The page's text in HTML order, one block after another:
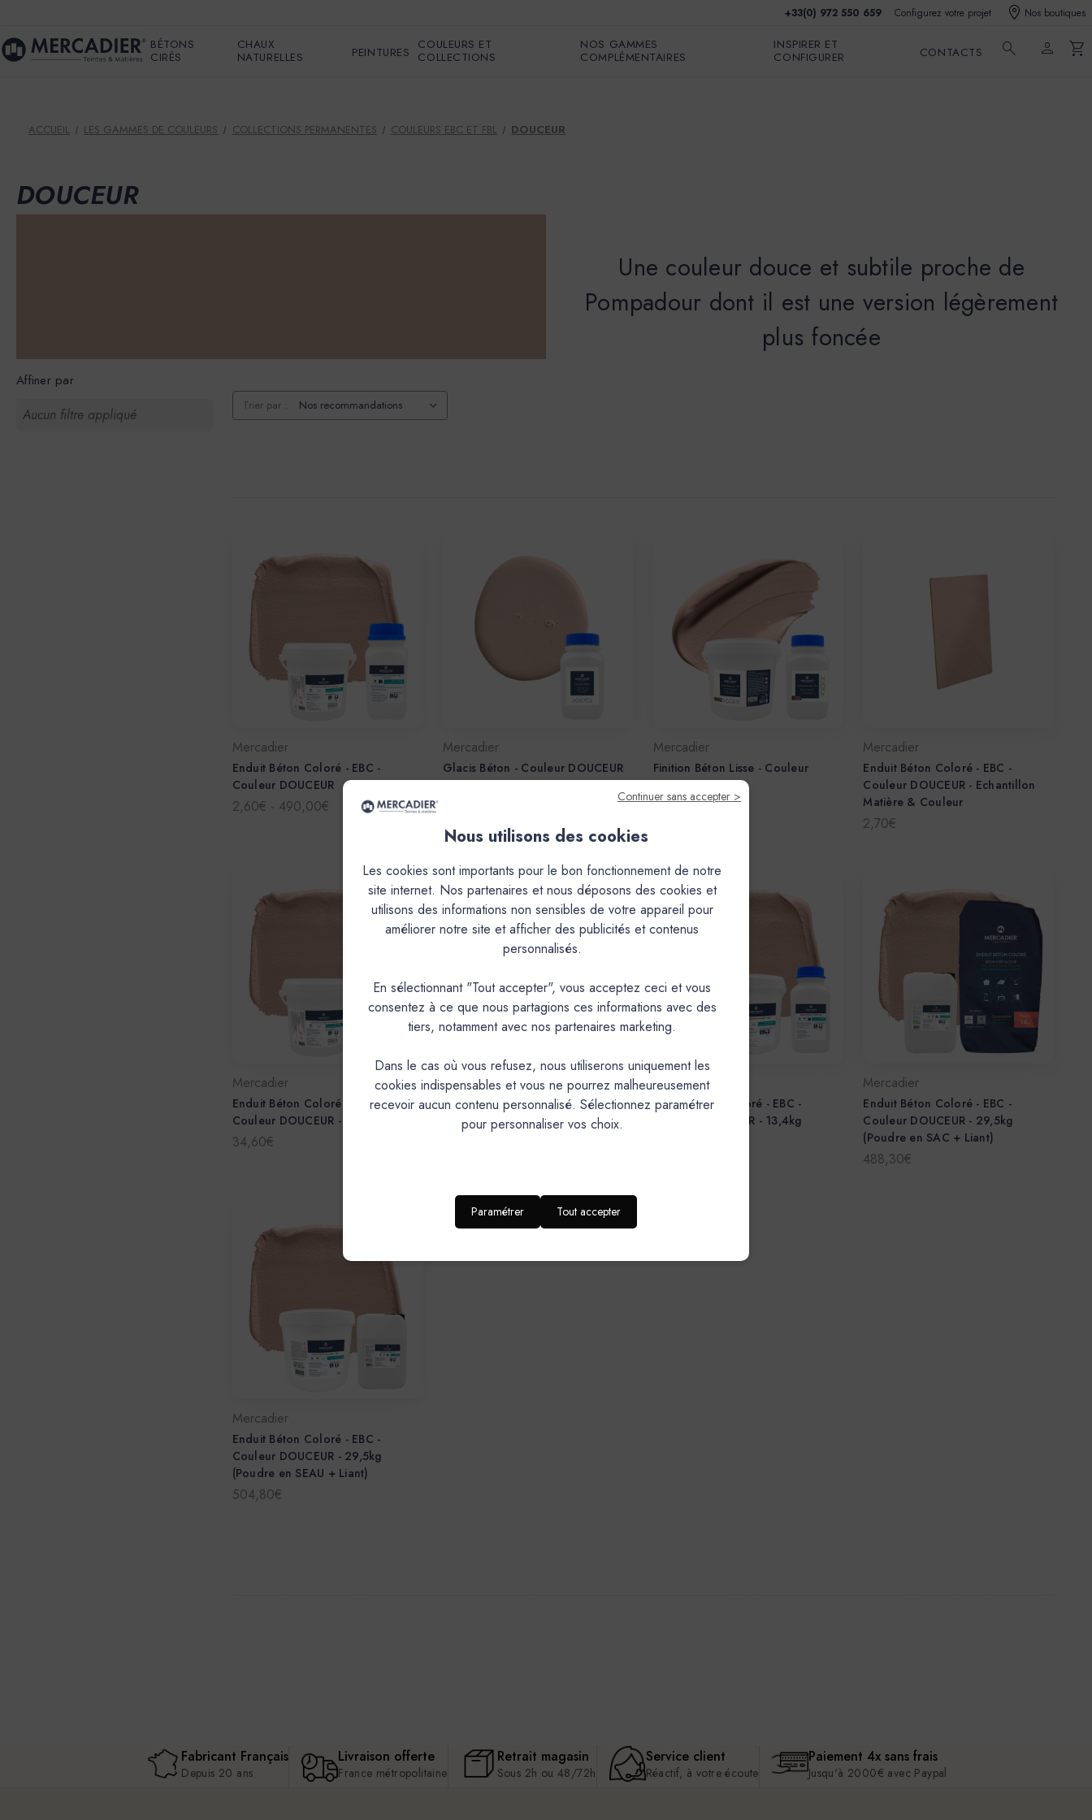
+33(0) 972 550 659 Configurez votre projet Nos boutiques
BÉTONS
CIRÉS
CHAUX
NATURELLES
PEINTURES
COULEURS ET
COLLECTIONS
NOS GAMMES
COMPLÉMENTAIRES
INSPIRER ET
CONFIGURER
CONTACTS search person shopping_cart
ACCUEIL LES GAMMES DE COULEURS COLLECTIONS PERMANENTES COULEURS EBC ET FBL DOUCEUR
DOUCEUR
Une couleur douce et subtile proche de
Pompadour dont il est une version légèrement
plus foncée
Affiner par
Aucun filtre appliqué
Trier par :
Mercadier
Enduit Béton Coloré - EBC -
Couleur DOUCEUR
2,60€ - 490,00€
Mercadier
Glacis Béton - Couleur DOUCEUR
Mercadier
Finition Béton Lisse - Couleur
DOUCEUR
138,00€
Mercadier
Enduit Béton Coloré - EBC -
Couleur DOUCEUR - Echantillon
Matière & Couleur
2,70€
Mercadier
Enduit Béton Coloré - EBC -
Couleur DOUCEUR - Dose Essai
34,60€
Mercadier
Enduit Béton Coloré - EBC -
Couleur DOUCEUR - 5,3kg Le shoT
(Poudre + Liant)
Mercadier
Enduit Béton Coloré - EBC -
Couleur DOUCEUR - 13,4kg
Mercadier
Enduit Béton Coloré - EBC -
Couleur DOUCEUR - 29,5kg
(Poudre en SAC + Liant)
488,30€
Mercadier
Enduit Béton Coloré - EBC -
Couleur DOUCEUR - 29,5kg
(Poudre en SEAU + Liant)
504,80€
Fabricant Français
Depuis 20 ans
Livraison offerte
France métropolitaine
Retrait magasin
Sous 2h ou 48/72h
Service client
Réactif, à votre écoute
Paiement 4x sans frais
Jusqu'à 2000€ avec Paypal
Continuer sans accepter >
Nous utilisons des cookies
Les cookies sont importants pour le bon fonctionnement de notre
site internet. Nos partenaires et nous déposons des cookies et
utilisons des informations non sensibles de votre appareil pour
améliorer notre site et afficher des publicités et contenus
personnalisés.
En sélectionnant "Tout accepter", vous acceptez ceci et vous
consentez à ce que nous partagions ces informations avec des
tiers, notamment avec nos partenaires marketing.
Dans le cas où vous refusez, nous utiliserons uniquement les
cookies indispensables et vous ne pourrez malheureusement
recevoir aucun contenu personnalisé. Sélectionnez paramétrer
pour personnaliser vos choix.
Paramétrer Tout accepter